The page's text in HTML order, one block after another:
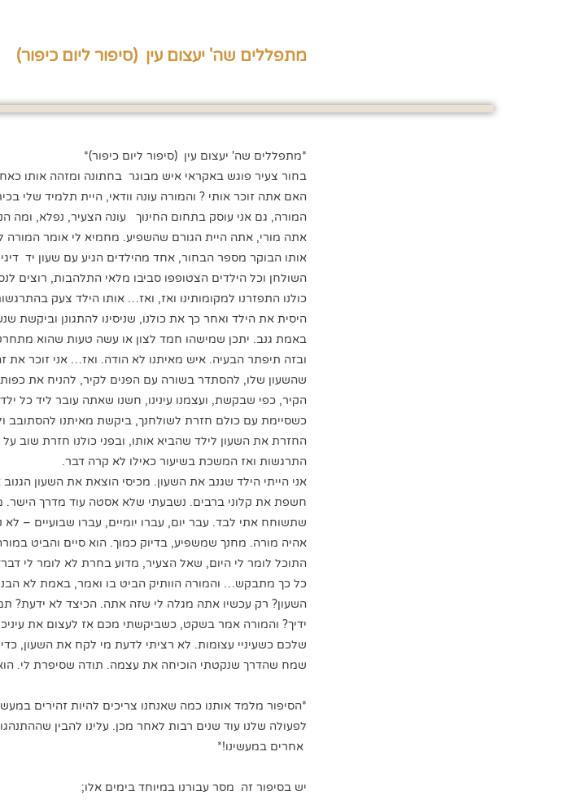
מתפללים שה' יעצום עין (סיפור ליום כיפור)
*מתפללים שה' יעצום עין (סיפור ליום כיפור)*
בחור צעיר פוגש באקראי איש מבוגר בחתונה ומזהה אותו
האם אתה זוכר אותי ? והמורה עונה וודאי, היית תלמיד שלי
המורה, גם אני עוסק בתחום החינוך עונה הצעיר, נפלא, ומה
אתה מורי, אתה היית הגורם שהשפיע. מחמיא לי אומר המורה
אותו הבוקר מספר הבחור, אחד מהילדים הגיע עם שעון יד
השולחן וכל הילדים הצטופפו סביבו מלאי התלהבות, רוצים
כולנו התפזרנו למקומותינו ואז, ואז… אותו הילד צעק
היסית את הילד ואחר כך את כולנו, שניסינו להתגונן
באמת גנב. יתכן שמישהו חמד לצון או עשה טעות שהוא
ובזה תיפתר הבעיה. איש מאיתנו לא הודה. ואז… אני זוכר את
שהשעון שלו, להסתדר בשורה עם הפנים לקיר, להניח את כפות
הקיר, כפי שבקשת, ועצמנו עינינו, חשנו שאתה עובר ליד כל
כשסיימת עם כולם חזרת לשולחנך, ביקשת מאיתנו להסתובב
החזרת את השעון לילד שהביא אותו, ובפני כולנו חזרת שוב
התרגשות ואז המשכת בשיעור כאילו לא קרה דבר.
אני הייתי הילד שגנב את השעון. מכיסי הוצאת את השעון
חשפת את קלוני ברבים. נשבעתי שלא אסטה עוד מדרך
שתשוחח אתי לבד. עבר יום, עברו יומיים, עברו שבועיים –
אהיה מורה. מחנך שמשפיע, בדיוק כמוך. הוא סיים והביט
התוכל לומר לי היום, שאל הצעיר, מדוע בחרת לא לומר לי
כל כך מתבקש… והמורה הוותיק הביט בו ואמר, באמת לא
השעון? רק עכשיו אתה מגלה לי שזה אתה. הכיצד לא ידעת?
ידיך? והמורה אמר בשקט, כשביקשתי מכם אז לעצום את
שלכם כשעיניי עצומות. לא רציתי לדעת מי לקח את השעון,
שמח שהדרך שנקטתי הוכיחה את עצמה. תודה שסיפרת לי.
*הסיפור מלמד אותנו כמה שאנחנו צריכים להיות זהירים
לפעולה שלנו עוד שנים רבות לאחר מכן. עלינו להבין
אחרים במעשינו!*
יש בסיפור זה מסר עבורנו במיוחד בימים אלו;